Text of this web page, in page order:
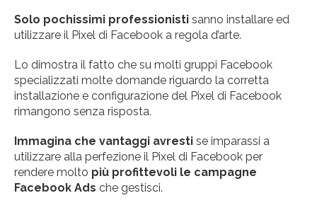
Solo pochissimi professionisti sanno installare ed
utilizzare il Pixel di Facebook a regola d’arte.
Lo dimostra il fatto che su molti gruppi Facebook
specializzati molte domande riguardo la corretta
installazione e configurazione del Pixel di Facebook
rimangono senza risposta.
Immagina che vantaggi avresti se imparassi a
utilizzare alla perfezione il Pixel di Facebook per
rendere molto più profittevoli le campagne
Facebook Ads che gestisci.